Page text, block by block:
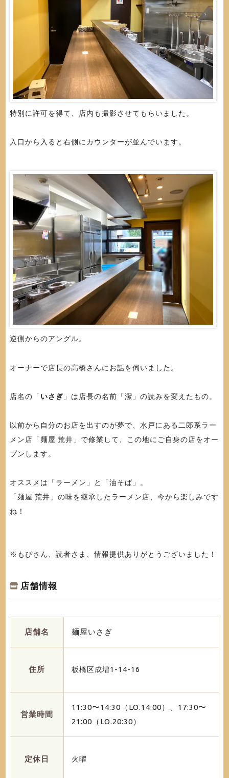
特別に許可を得て、店内も撮影させてもらいました。
入口から入ると右側にカウンターが並んでいます。
逆側からのアングル。
オーナーで店長の高橋さんにお話を伺いました。
店名の「 いさぎ 」は店長の名前「潔」の読みを変えたもの。
以前から自分のお店を出すのが夢で、水戸にある二郎系ラー
メン店「麺屋 荒井」で修業して、この地にご自身の店をオー
プンします。
オススメは「ラーメン」と「油そば」。
「麺屋 荒井」の味を継承したラーメン店、今から楽しみです
ね！
※もぴさん、読者さま、情報提供ありがとうございました！
店舗情報
店舗名 麺屋いさぎ
住所 板橋区成増1-14-16
営業時間
11:30〜14:30（LO.14:00）、17:30〜
21:00（LO.20:30）
定休日 火曜